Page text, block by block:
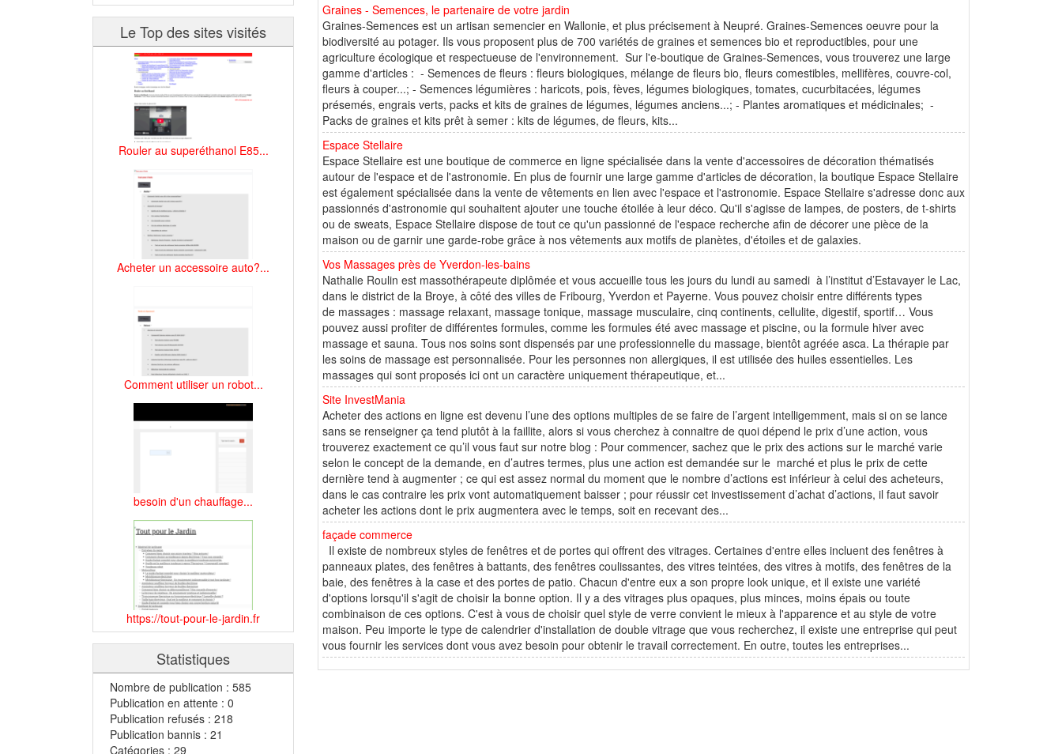
Le Top des sites visités
Rouler au superéthanol E85...
Acheter un accessoire auto?...
Comment utiliser un robot...
besoin d'un chauffage...
https://tout-pour-le-jardin.fr
Statistiques
Nombre de publication : 585
Publication en attente : 0
Publication refusés : 218
Publication bannis : 21
Catégories : 29
Graines - Semences, le partenaire de votre jardin
Graines-Semences est un artisan semencier en Wallonie, et plus précisement à Neupré. Graines-Semences oeuvre pour la
biodiversité au potager. Ils vous proposent plus de 700 variétés de graines et semences bio et reproductibles, pour une
agriculture écologique et respectueuse de l'environnement. Sur l'e-boutique de Graines-Semences, vous trouverez une large
gamme d'articles : - Semences de fleurs : fleurs biologiques, mélange de fleurs bio, fleurs comestibles, mellifères, couvre-col,
fleurs à couper...; - Semences légumières : haricots, pois, fèves, légumes biologiques, tomates, cucurbitacées, légumes
présemés, engrais verts, packs et kits de graines de légumes, légumes anciens...; - Plantes aromatiques et médicinales; -
Packs de graines et kits prêt à semer : kits de légumes, de fleurs, kits...
Espace Stellaire
Espace Stellaire est une boutique de commerce en ligne spécialisée dans la vente d'accessoires de décoration thématisés
autour de l'espace et de l'astronomie. En plus de fournir une large gamme d'articles de décoration, la boutique Espace Stellaire
est également spécialisée dans la vente de vêtements en lien avec l'espace et l'astronomie. Espace Stellaire s'adresse donc aux
passionnés d'astronomie qui souhaitent ajouter une touche étoilée à leur déco. Qu'il s'agisse de lampes, de posters, de t-shirts
ou de sweats, Espace Stellaire dispose de tout ce qu'un passionné de l'espace recherche afin de décorer une pièce de la
maison ou de garnir une garde-robe grâce à nos vêtements aux motifs de planètes, d'étoiles et de galaxies.
Vos Massages près de Yverdon-les-bains
Nathalie Roulin est massothérapeute diplômée et vous accueille tous les jours du lundi au samedi à l’institut d’Estavayer le Lac,
dans le district de la Broye, à côté des villes de Fribourg, Yverdon et Payerne. Vous pouvez choisir entre différents types
de massages : massage relaxant, massage tonique, massage musculaire, cinq continents, cellulite, digestif, sportif… Vous
pouvez aussi profiter de différentes formules, comme les formules été avec massage et piscine, ou la formule hiver avec
massage et sauna. Tous nos soins sont dispensés par une professionnelle du massage, bientôt agréée asca. La thérapie par
les soins de massage est personnalisée. Pour les personnes non allergiques, il est utilisée des huiles essentielles. Les
massages qui sont proposés ici ont un caractère uniquement thérapeutique, et...
Site InvestMania
Acheter des actions en ligne est devenu l’une des options multiples de se faire de l’argent intelligemment, mais si on se lance
sans se renseigner ça tend plutôt à la faillite, alors si vous cherchez à connaitre de quoi dépend le prix d’une action, vous
trouverez exactement ce qu’il vous faut sur notre blog : Pour commencer, sachez que le prix des actions sur le marché varie
selon le concept de la demande, en d’autres termes, plus une action est demandée sur le marché et plus le prix de cette
dernière tend à augmenter ; ce qui est assez normal du moment que le nombre d’actions est inférieur à celui des acheteurs,
dans le cas contraire les prix vont automatiquement baisser ; pour réussir cet investissement d’achat d’actions, il faut savoir
acheter les actions dont le prix augmentera avec le temps, soit en recevant des...
façade commerce
Il existe de nombreux styles de fenêtres et de portes qui offrent des vitrages. Certaines d'entre elles incluent des fenêtres à
panneaux plates, des fenêtres à battants, des fenêtres coulissantes, des vitres teintées, des vitres à motifs, des fenêtres de la
baie, des fenêtres à la case et des portes de patio. Chacun d'entre eux a son propre look unique, et il existe une variété
d'options lorsqu'il s'agit de choisir la bonne option. Il y a des vitrages plus opaques, plus minces, moins épais ou toute
combinaison de ces options. C'est à vous de choisir quel style de verre convient le mieux à l'apparence et au style de votre
maison. Peu importe le type de calendrier d'installation de double vitrage que vous recherchez, il existe une entreprise qui peut
vous fournir les services dont vous avez besoin pour obtenir le travail correctement. En outre, toutes les entreprises...